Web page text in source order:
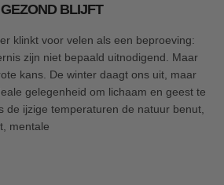
BLIJFT
klinkt voor velen als een beproeving:
zijn niet bepaald uitnodigend. Maar
kans. De winter daagt ons uit, maar
gelegenheid om lichaam en geest te
de ijzige temperaturen de natuur benut,
mentale